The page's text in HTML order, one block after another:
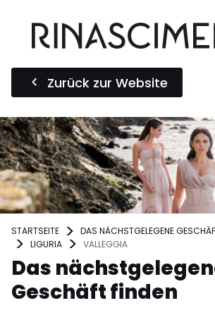
Zurück zur Website
STARTSEITE DAS NÄCHSTGELEGENE
LIGURIA
VALLEGGIA
Das
Geschäft finden